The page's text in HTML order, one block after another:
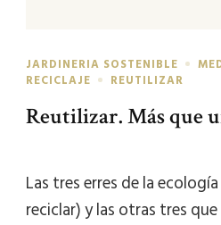
JARDINERIA SOSTENIBLE
RECICLAJE
REUTILIZAR
Reutilizar. Más que
Las tres erres de la
reciclar) y las otras tres